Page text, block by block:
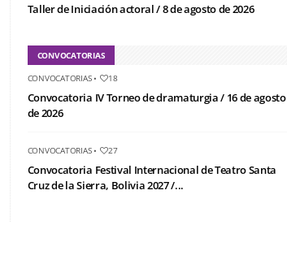
Taller de Iniciación actoral / 8 de agosto de 2026
CONVOCATORIAS
CONVOCATORIAS• 18
Convocatoria IV Torneo de dramaturgia / 16 de agosto
de 2026
CONVOCATORIAS• 27
Convocatoria Festival Internacional de Teatro Santa
Cruz de la Sierra, Bolivia 2027 /...